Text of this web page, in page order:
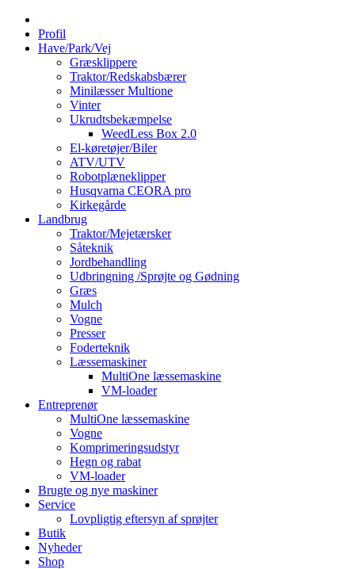
Profil
Have/Park/Vej
Græsklippere
Traktor/Redskabsbærer
Minilæsser Multione
Vinter
Ukrudtsbekæmpelse
WeedLess Box 2.0
El-køretøjer/Biler
ATV/UTV
Robotplæneklipper
Husqvarna CEORA pro
Kirkegårde
Landbrug
Traktor/Mejetærsker
Såteknik
Jordbehandling
Udbringning /Sprøjte og Gødning
Græs
Mulch
Vogne
Presser
Foderteknik
Læssemaskiner
MultiOne læssemaskine
VM-loader
Entreprenør
MultiOne læssemaskine
Vogne
Komprimeringsudstyr
Hegn og rabat
VM-loader
Brugte og nye maskiner
Service
Lovpligtig eftersyn af sprøjter
Butik
Nyheder
Shop